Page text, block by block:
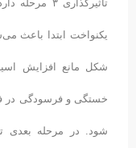
تاثیرگذاری
یکنواخت ابتدا باعث
شکل مانع افزایش
خستگی و فرسودگی در
شود. در مرحله بعدی